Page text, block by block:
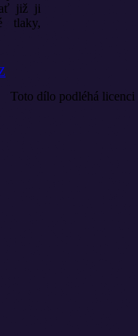
ať již ji
tlaky,
Toto dílo podléhá licenci